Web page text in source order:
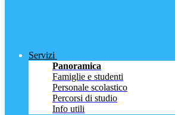
Servizi
Panoramica
Famiglie e studenti
Personale scolastico
Percorsi di studio
Info utili